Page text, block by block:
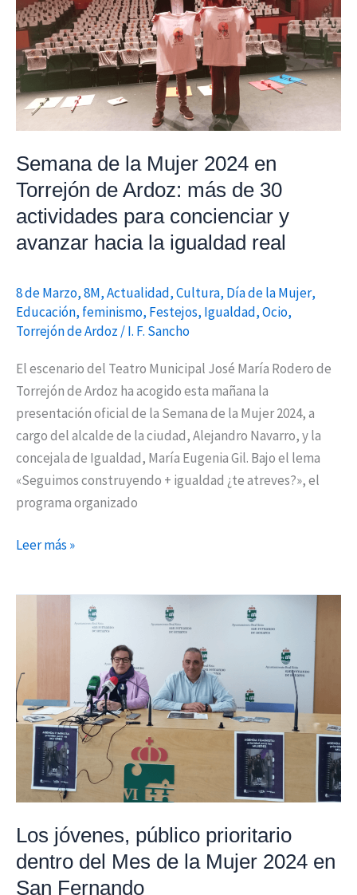
Semana de la Mujer 2024 en
Torrejón de Ardoz: más de 30
actividades para concienciar y
avanzar hacia la igualdad real
8 de Marzo,8M,Actualidad,Cultura, Día de la Mujer,
Educación, feminismo, Festejos, Igualdad,Ocio,
Torrejón de Ardoz /I. F. Sancho
El escenario del Teatro Municipal José María Rodero de
Torrejón de Ardoz ha acogido esta mañana la
presentación oficial de la Semana de la Mujer 2024, a
cargo del alcalde de la ciudad, Alejandro Navarro, y la
concejala de Igualdad, María Eugenia Gil. Bajo el lema
«Seguimos construyendo + igualdad ¿te atreves?», el
programa organizado
2024
en
Torrejón
de
Ardoz:
30
actividades
para
concienciar
hacia
la
real
Leer más »
Los jóvenes, público prioritario
dentro del Mes de la Mujer 2024 en
San Fernando
prioritario
dentro
del
Mes
Mujer
2024
en
San